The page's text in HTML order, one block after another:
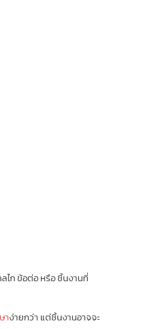
ไก ข้อต่อ หรือ ชิ้นงานที่
าง่ายกว่า แต่ชิ้นงานอาจจะ